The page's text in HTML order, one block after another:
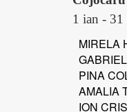
1 ian - 31
MIRELA
PINA
AMALIA
ION